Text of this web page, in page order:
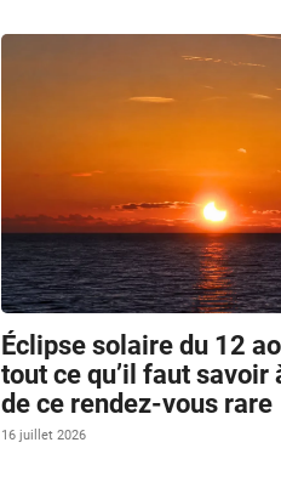
Éclipse solaire du 12
tout ce qu’il faut savoir
de ce rendez-vous rare
16 juillet 2026